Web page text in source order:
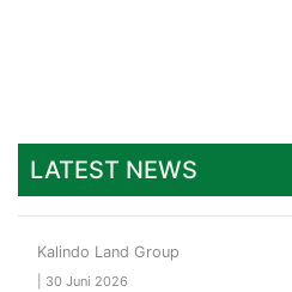
LATEST NEWS
Kalindo Land Group
| 30 Juni 2026